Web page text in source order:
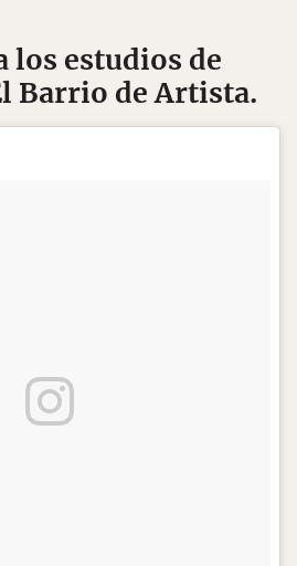
los estudios de
Barrio de Artista.